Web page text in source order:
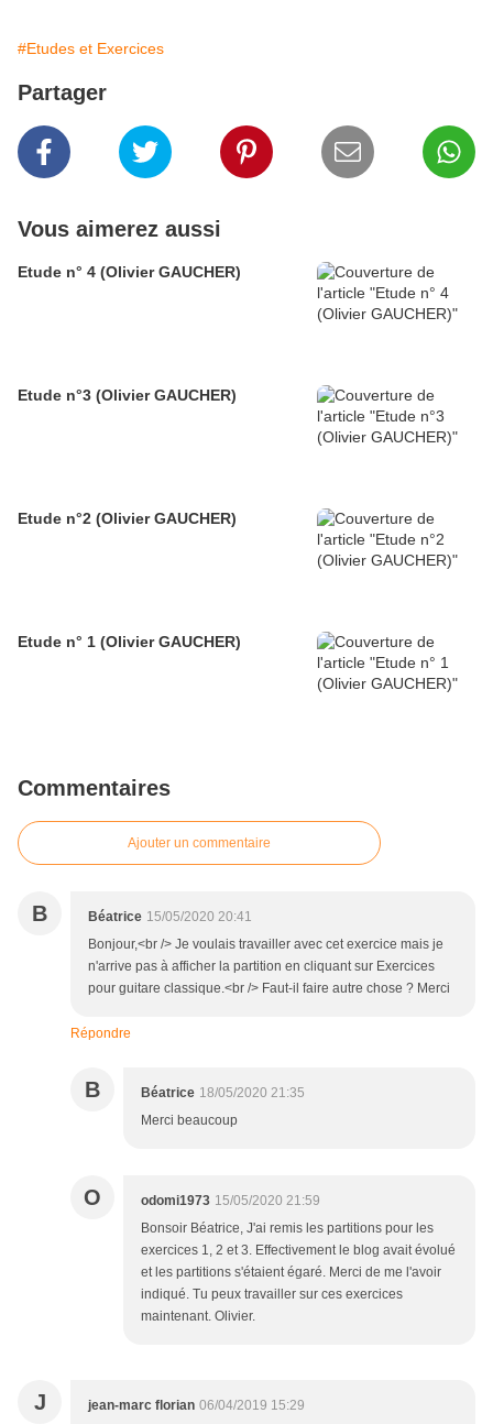
#Etudes et Exercices
Partager
Vous aimerez aussi
Etude n° 4 (Olivier GAUCHER)
Etude n°3 (Olivier GAUCHER)
Etude n°2 (Olivier GAUCHER)
Etude n° 1 (Olivier GAUCHER)
Commentaires
Ajouter un commentaire
B Béatrice 15/05/2020 20:41
Bonjour,<br /> Je voulais travailler avec cet exercice mais je
n'arrive pas à afficher la partition en cliquant sur Exercices
pour guitare classique.<br /> Faut-il faire autre chose ? Merci
Répondre
B Béatrice 18/05/2020 21:35
Merci beaucoup
O odomi1973 15/05/2020 21:59
Bonsoir Béatrice, J'ai remis les partitions pour les
exercices 1, 2 et 3. Effectivement le blog avait évolué
et les partitions s'étaient égaré. Merci de me l'avoir
indiqué. Tu peux travailler sur ces exercices
maintenant. Olivier.
J jean-marc florian 06/04/2019 15:29